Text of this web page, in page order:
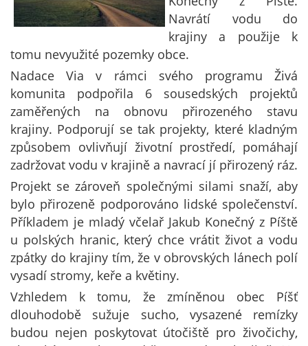
Navrátí vodu do
krajiny a použije k
tomu nevyužité pozemky obce.
Nadace Via v rámci svého programu Živá
komunita podpořila 6 sousedských projektů
zaměřených na obnovu přirozeného stavu
krajiny. Podporují se tak projekty, které kladným
způsobem ovlivňují životní prostředí, pomáhají
zadržovat vodu v krajině a navrací jí přirozený ráz.
Projekt se zároveň společnými silami snaží, aby
bylo přirozeně podporováno lidské společenství.
Příkladem je mladý včelař Jakub Konečný z Píště
u polských hranic, který chce vrátit život a vodu
zpátky do krajiny tím, že v obrovských lánech polí
vysadí stromy, keře a květiny.
Vzhledem k tomu, že zmíněnou obec Píšť
dlouhodobě sužuje sucho, vysazené remízky
budou nejen poskytovat útočiště pro živočichy,